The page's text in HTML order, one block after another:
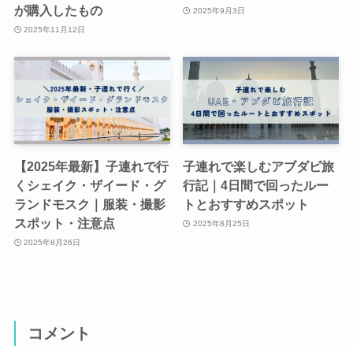
が購入したもの
2025年11月12日
2025年9月3日
【2025年最新】子連れで行
くシェイク・ザイード・グ
ランドモスク｜服装・撮影
スポット・注意点
2025年8月26日
子連れで楽しむアブダビ旅
行記｜4日間で回ったルー
トとおすすめスポット
2025年8月25日
コメント